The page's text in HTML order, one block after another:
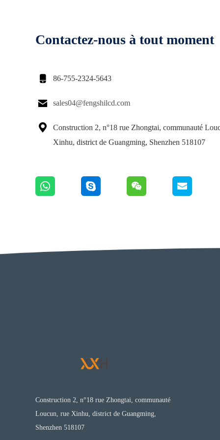
Contactez-nous à tout moment
 86-755-2324-5643
 sales04@fengshilcd.com

Construction 2, n°18 rue Zhongtai, communauté
Xinhu, district de Guangming, Shenzhen 518107
Construction 2, n°18 rue Zhongtai, communauté
Loucun, rue Xinhu, district de Guangming,
Shenzhen 518107